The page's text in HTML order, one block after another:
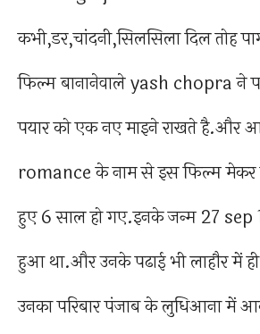
कभी,डर,चांदनी,सिलसिला दिल तोह
फिल्म बानानेवाले yash chopra ने
पयार को एक नए माइने राखते
romance के नाम से इस फिल्म मेकर
हुए 6 साल हो गए.इनके जन्म 27 sep
हुआ था.और उनके पढाई भी लाहौर में
उनका परिबार पंजाब के लुधिआना में